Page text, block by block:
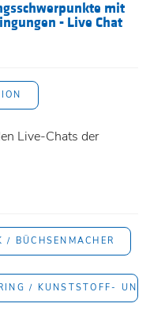
mit
- Live Chat
Live-Chats der
/ BÜCHSENMACHER
/ KUNSTSTOFF- UND